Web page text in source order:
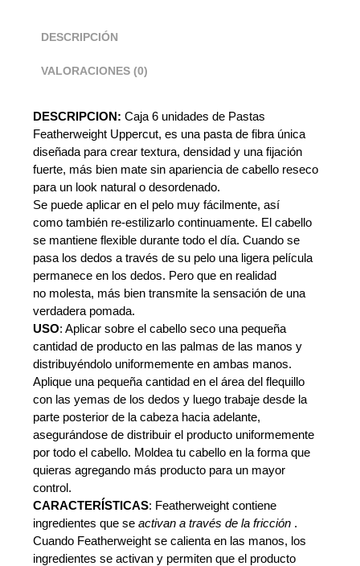
DESCRIPCIÓN
VALORACIONES (0)
DESCRIPCION:Caja 6 unidades de Pastas
Featherweight Uppercut, es una pasta de fibra única
diseñada para crear textura, densidad y una fijación
fuerte, más bien mate sin apariencia de cabello reseco
para un look natural o desordenado.
Se puede aplicar en el pelo muy fácilmente, así
comotambién re-estilizarlo continuamente. El cabello
se mantiene flexible durante todo el día.Cuando se
pasa los dedosa través de su pelo una ligera película
permanece en los dedos. Pero que en realidad
no molesta, más bien transmite la sensación de una
verdadera pomada.
USO: Aplicar sobre el cabello seco una pequeña
cantidad de producto en las palmas de las manos y
distribuyéndolo uniformemente en ambas manos.
Aplique una pequeña cantidad en el área del flequillo
con las yemas de los dedos y luego trabaje desde la
parte posterior de la cabeza hacia adelante,
asegurándose de distribuir el producto uniformemente
por todo el cabello. Moldea tu cabello en la forma que
quieras agregando más producto para un mayor
control.
CARACTERÍSTICAS: Featherweight contiene
ingredientes que seactivan a través de la fricción .
Cuando Featherweight se calienta en las manos, los
ingredientes se activan y permiten que el producto